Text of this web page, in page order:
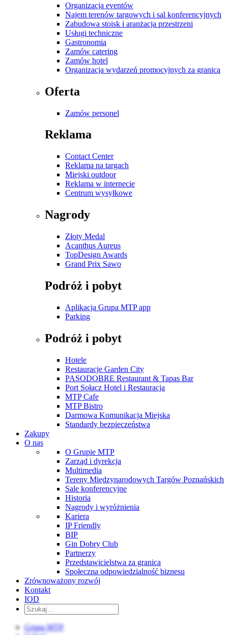
Organizacja eventów
Najem terenów targowych i sal konferencyjnych
Zabudowa stoisk i aranżacja przestrzeni
Usługi techniczne
Gastronomia
Zamów catering
Zamów hotel
Organizacja wydarzeń promocyjnych za granicą
Oferta
Zamów personel
Reklama
Contact Center
Reklama na targach
Miejski outdoor
Reklama w internecie
Centrum wysyłkowe
Nagrody
Złoty Medal
Acanthus Aureus
TopDesign Awards
Grand Prix Sawo
Podróż i pobyt
Aplikacja Grupa MTP app
Parking
Podróż i pobyt
Hotele
Restauracje Garden City
PASODOBRE Restaurant & Tapas Bar
Port Sołacz Hotel i Restauracja
MTP Cafe
MTP Bistro
Darmowa Komunikacja Miejska
Standardy bezpieczeństwa
Zakupy
O nas
O Grupie MTP
Zarząd i dyrekcja
Multimedia
Tereny Międzynarodowych Targów Poznańskich
Sale konferencyjne
Historia
Nagrody i wyróżnienia
Kariera
IP Friendly
BIP
Gin Dobry Club
Partnerzy
Przedstawicielstwa za granicą
Społeczna odpowiedzialność biznesu
Zrównoważony rozwój
Kontakt
IOD
Grupa MTP